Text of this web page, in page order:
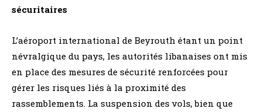
sécuritaires
L’aéroport international de Beyrouth étant un point
névralgique du pays, les autorités libanaises ont mis
en place des mesures de sécurité renforcées pour
gérer les risques liés à la proximité des
rassemblements. La suspension des vols, bien que